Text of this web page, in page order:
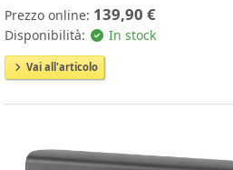
Prezzo online: 139,90 €
Disponibilità: In stock
Vai all'articolo